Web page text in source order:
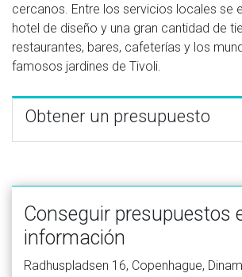
cercanos. Entre los servicios locales se
hotel de diseño y una gran cantidad de
restaurantes, bares, cafeterías y los
famosos jardines de Tivoli.
Obtener un presupuesto
Conseguir presupuestos
información
Radhuspladsen 16, Copenhague,